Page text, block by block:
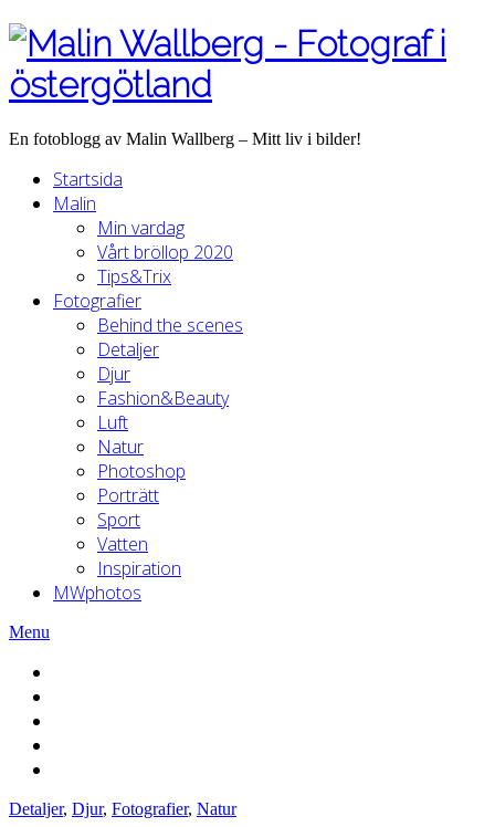
En fotoblogg av Malin Wallberg – Mitt liv i bilder!
Startsida
Malin
Min vardag
Vårt bröllop 2020
Tips&Trix
Fotografier
Behind the scenes
Detaljer
Djur
Fashion&Beauty
Luft
Natur
Photoshop
Porträtt
Sport
Vatten
Inspiration
MWphotos
Menu
Detaljer, Djur, Fotografier, Natur